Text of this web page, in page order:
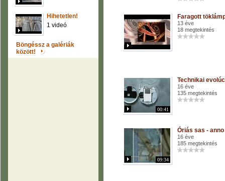
Hihetetlen!
1 videó
Böngéssz a galériák
között!
Faragott
13 éve
18 megtekintés
00:41
Technikai
16 éve
135 megtekintés
09:34
Óriás sas - anno
16 éve
185 megtekintés